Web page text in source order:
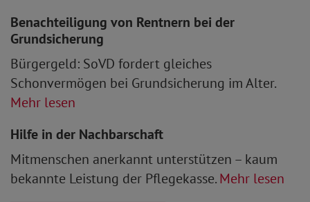
Benachteiligung von Rentnern bei der
Grundsicherung
Bürgergeld: SoVD fordert gleiches
Schonvermögen bei Grundsicherung im Alter.
Mehr lesen
Hilfe in der Nachbarschaft
Mitmenschen anerkannt unterstützen – kaum
bekannte Leistung der Pflegekasse.Mehr lesen